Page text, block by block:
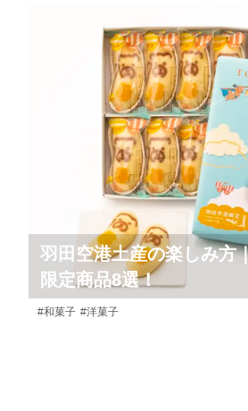
羽田空港土産の楽しみ方
限定商品8選！
#和菓子 #洋菓子